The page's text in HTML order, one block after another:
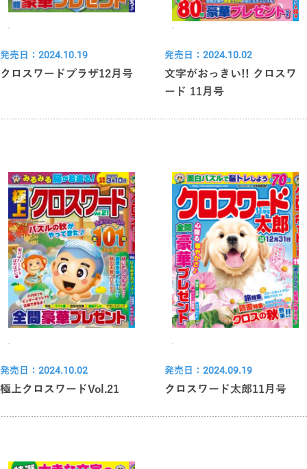
発売日：2024.10.19
クロスワードプラザ12月号
発売日：2024.10.02
文字がおっきい!! クロスワ
ード 11月号
発売日：2024.10.02
極上クロスワードVol.21
発売日：2024.09.19
クロスワード太郎11月号